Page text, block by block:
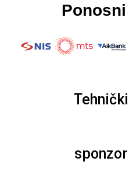
Tehnički
sponzor